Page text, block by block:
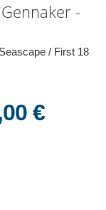
-
/ First 18
€